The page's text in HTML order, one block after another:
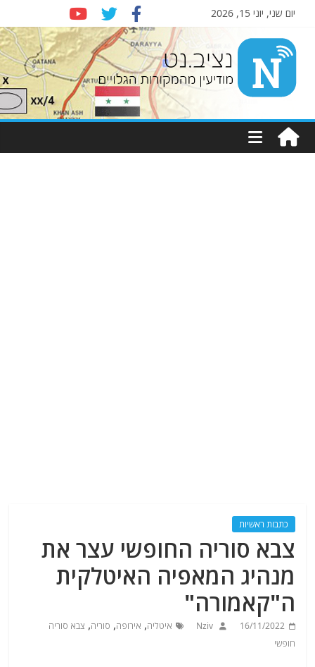
יום שני, יוני 15, 2026
Nziv.net
מודיעין
מהמקורות
כתבות ראשיות
צבא סוריה החופשי עצר את
מנהיג המאפיה האיטלקית
ה"קאמורה"
16/11/2022
Nziv איטליה, אירופה, סוריה, צבא סוריה
חופשי